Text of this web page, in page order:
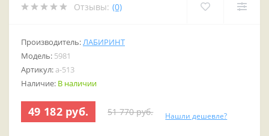
Отзывы: (0)
Производитель:ЛАБИРИНТ
Модель: 5981
Артикул: a-513
Наличие: В наличии
49 182 руб. 51 770 руб. Нашли дешевле?